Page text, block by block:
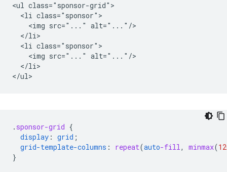
<ul class="sponsor-grid">
  <li class="sponsor">
    <img src="..." alt="..."/>
  </li>
  <li class="sponsor">
    <img src="..." alt="..."/>
  </li>
. sponsor-grid {
display : grid ;
grid-template-columns : repeat(auto-fill, minmax(
}